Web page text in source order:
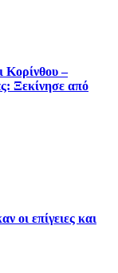
Κορίνθου –
Ξεκίνησε από
οι επίγειες και